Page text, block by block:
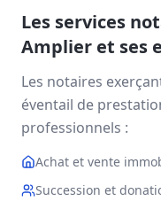
Les services
Amplier et ses
Les notaires
éventail de
professionnels :
Achat et vente
Succession et